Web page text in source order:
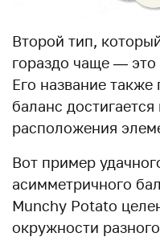
Второй тип,
гораздо чаще —
Его название
баланс
расположения
Вот пример
асимметричного
Munchy Potato
окружности